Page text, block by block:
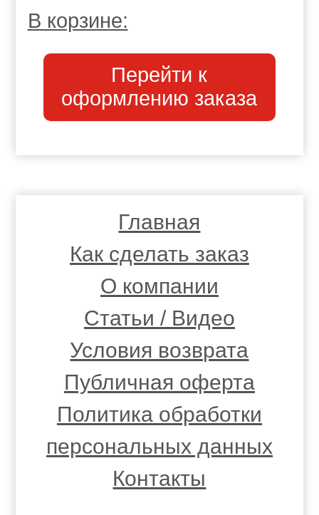
В корзине:
Перейти к
оформлению заказа
Главная
Как сделать заказ
О компании
Статьи / Видео
Условия возврата
Публичная оферта
Политика обработки
персональных данных
Контакты